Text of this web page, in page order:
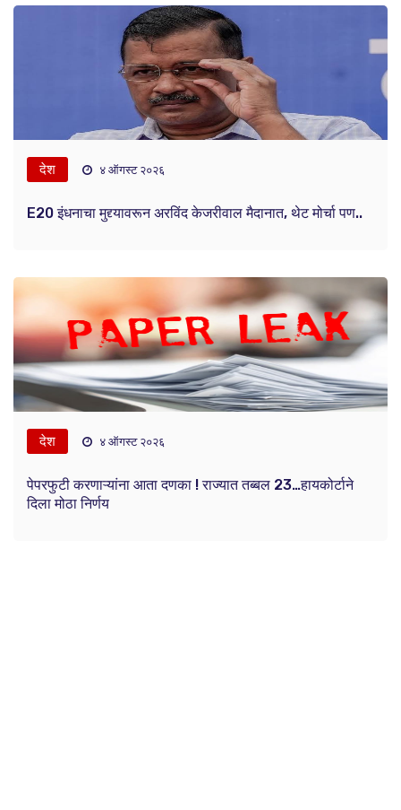
देश ४ ऑगस्ट २०२६
E20 इंधनाचा मुद्द्यावरून अरविंद केजरीवाल मैदानात, थेट मोर्चा पण..
देश ४ ऑगस्ट २०२६
पेपरफुटी करणाऱ्यांना आता दणका ! राज्यात तब्बल 23…हायकोर्टाने
दिला मोठा निर्णय